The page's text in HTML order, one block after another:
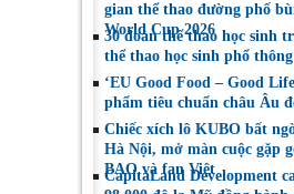
gian thể thao đường phố
World Cup 2026
30 đoàn thể thao học sinh
thể thao học sinh phổ
‘EU Good Food – Good
phẩm tiêu chuẩn châu Âu
Chiếc xích lô KUBO bất
Hà Nội, mở màn cuộc gặp
BAO và fan Việt
CapitaLand Development